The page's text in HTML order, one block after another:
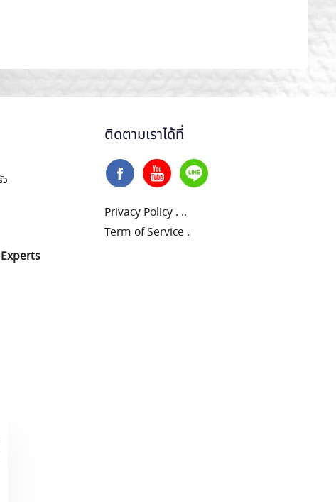
ติดตามเราได้ที่
Privacy Policy . ..
Term of Service .